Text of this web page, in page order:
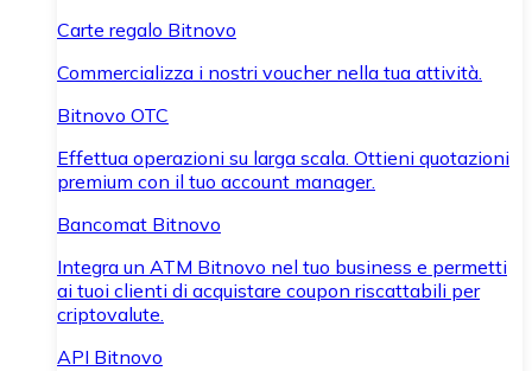
Carte regalo Bitnovo
Commercializza i nostri voucher nella tua attività.
Bitnovo OTC
Effettua operazioni su larga scala. Ottieni quotazioni
premium con il tuo account manager.
Bancomat Bitnovo
Integra un ATM Bitnovo nel tuo business e permetti
ai tuoi clienti di acquistare coupon riscattabili per
criptovalute.
API Bitnovo